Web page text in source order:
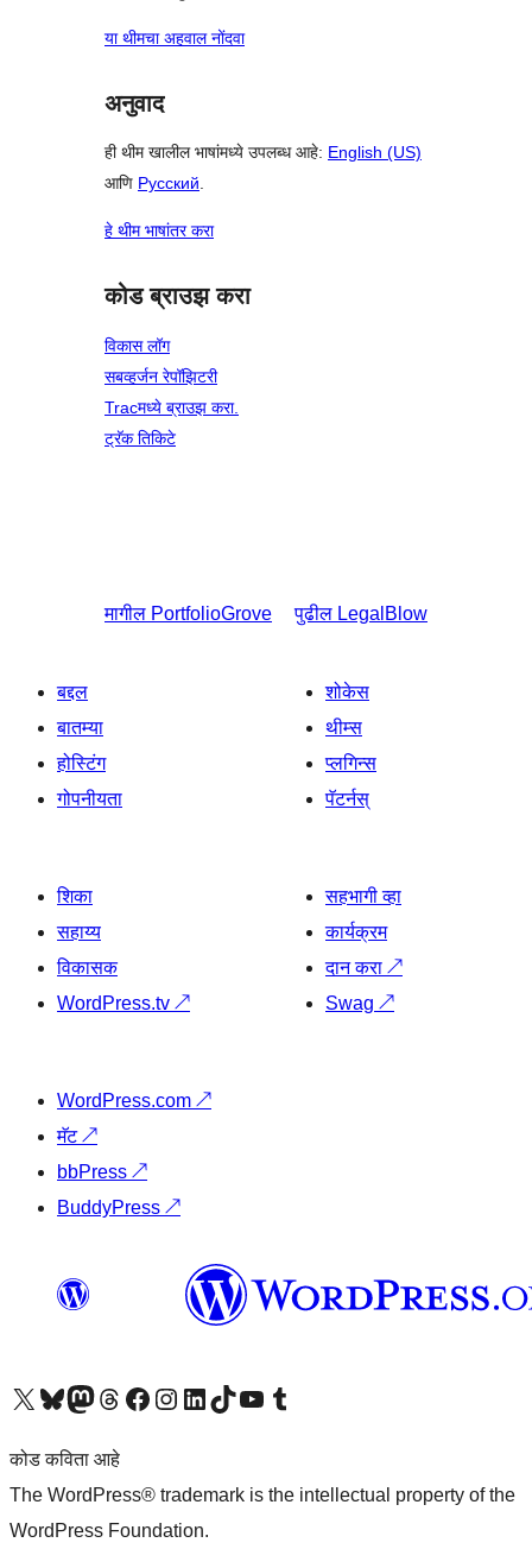
या थीमचा अहवाल नोंदवा
अनुवाद
ही थीम खालील भाषांमध्ये उपलब्ध आहे: English (US)
आणि Русский.
हे थीम भाषांतर करा
कोड ब्राउझ करा
विकास लॉग
सबव्हर्जन रेपॉझिटरी
Tracमध्ये ब्राउझ करा.
ट्रॅक तिकिटे
मागील PortfolioGrove पुढील LegalBlow
बद्दल
बातम्या
होस्टिंग
गोपनीयता
शोकेस
थीम्स
प्लगिन्स
पॅटर्नस्
शिका
सहाय्य
विकासक
WordPress.tv ↗
सहभागी व्हा
कार्यक्रम
दान करा ↗
Swag ↗
WordPress.com ↗
मॅट↗
bbPress ↗
BuddyPress ↗
आमच्या X (एक्स) (पूर्वीचे ट्विटर) खात्याला भेट द्या आमच्या ब्लूस्की खात्याला भेट द्या.आमच्या Mastodon खात्याला भेट द्या.आमच्या थ्रेड्स खात्याला भेट द्या. आमच्या फेसबुक पेजला भेट द्या आमच्या इंस्टाग्राम खात्याला भेट द्या आमच्या लिंक्डइन खात्याला भेट द्या आमच्या टिकटॉक अकाउंटला भेट द्या.आमच्या यूट्यूब चॅनेलला भेट द्या आमच्या टंबलर खात्याला भेट द्या.
कोड कविता आहे
The WordPress® trademark is the intellectual property of the
WordPress Foundation.